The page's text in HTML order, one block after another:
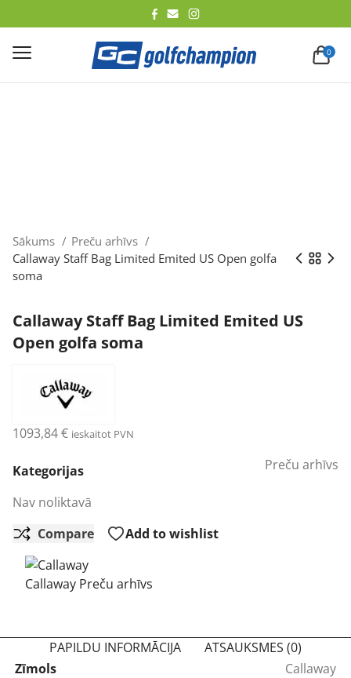
0
Sākums
Preču arhīvs
Callaway Staff Bag Limited Emited US Open golfa
soma
Callaway Staff Bag Limited Emited US
Open golfa soma
1093,84€ ieskaitot PVN
Kategorijas Preču arhīvs
Nav noliktavā
Compare
Add to wishlist
Callaway Preču arhīvs
PAPILDU INFORMĀCIJA
ATSAUKSMES (0)
Zīmols
Callaway